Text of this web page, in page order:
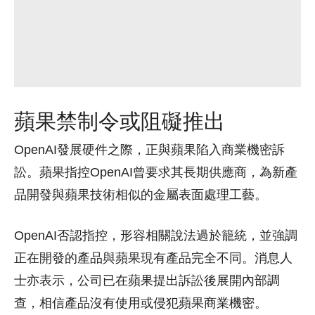
蘋果禁制令或阻礙推出
OpenAI發展硬件之際，正與蘋果陷入商業機密訴
訟。蘋果指控OpenAI曾要求其長期供應商，為新產
品開發與蘋果技術相似的金屬表面處理工藝。
OpenAI否認指控，形容相關說法過於籠統，並強調
正在開發的產品與蘋果現有產品完全不同。消息人
士亦表示，公司已在蘋果提出訴訟後展開內部調
查，相信產品沒有使用或侵犯蘋果商業機密。